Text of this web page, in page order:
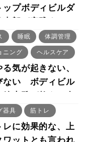
プボディビルダ
郎が実践する
」
睡眠 体調管理
ニング ヘルスケア
気が起きない、
ない ボディビル
木雅が教える食
呼吸の整え方
器具 筋トレ
レに効果的な、上
ワットとも言われ